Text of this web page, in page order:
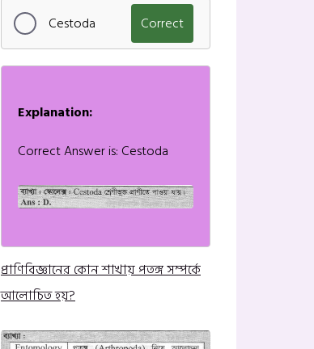
Cestoda Correct
Explanation:
Correct Answer is: Cestoda
প্রাণিবিজ্ঞানের কোন শাখায় পতঙ্গ সম্পর্কে
আলোচিত হয়?